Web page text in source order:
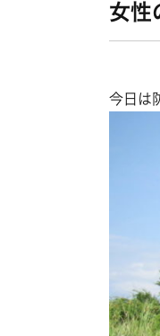
女性
今日は